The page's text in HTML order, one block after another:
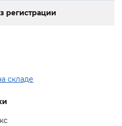
регистрации
складе